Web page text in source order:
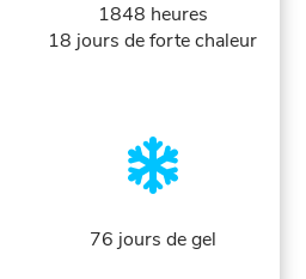
1848 heures
18 jours de forte chaleur
76 jours de gel